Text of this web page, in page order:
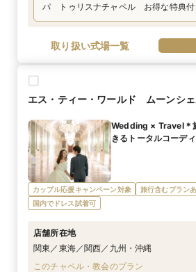
パ トゥリスナチャペル お得な特典付
取り扱い式場一覧
エス・ティー・ワールド ムーンシ
Wedding × Travel＊
きるトータルコーデ
カップル応援キャンペーン対象 旅行含むプラン
国内でドレス試着可
店舗所在地
関東／東海／関西／九州・沖縄
このチャペル・教会のプラン